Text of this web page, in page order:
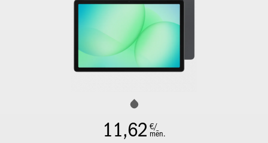
11,62 €/
mēn.